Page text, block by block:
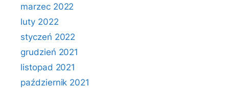
marzec 2022
luty 2022
styczeń 2022
grudzień 2021
listopad 2021
październik 2021